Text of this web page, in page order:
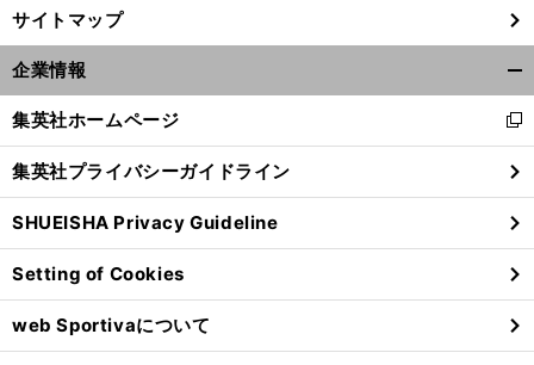
サイトマップ
企業情報
閉
る
集英社ホームページ
新
し
い
ウ
ィ
ン
ド
ウ
で
開
集英社プライバシーガイドライン
SHUEISHA Privacy Guideline
Setting of Cookies
web Sportivaについて